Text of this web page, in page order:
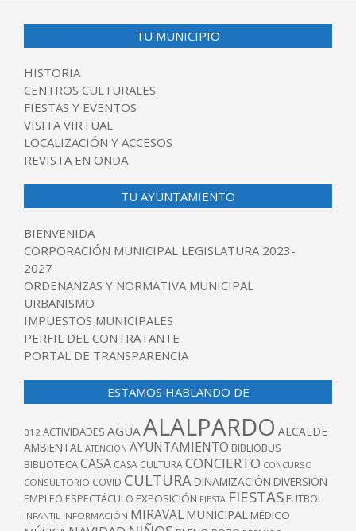
TU MUNICIPIO
HISTORIA
CENTROS CULTURALES
FIESTAS Y EVENTOS
VISITA VIRTUAL
LOCALIZACIÓN Y ACCESOS
REVISTA EN ONDA
TU AYUNTAMIENTO
BIENVENIDA
CORPORACIÓN MUNICIPAL LEGISLATURA 2023-
2027
ORDENANZAS Y NORMATIVA MUNICIPAL
URBANISMO
IMPUESTOS MUNICIPALES
PERFIL DEL CONTRATANTE
PORTAL DE TRANSPARENCIA
ESTAMOS HABLANDO DE
012 ACTIVIDADES AGUAALALPARDO ALCALDE
AMBIENTAL ATENCIÓN AYUNTAMIENTO BIBLIOBUS
BIBLIOTECACASA CASA CULTURACONCIERTO CONCURSO
CONSULTORIO COVID CULTURA DINAMIZACIÓN DIVERSIÓN
EMPLEO ESPECTÁCULO EXPOSICIÓN FIESTA FIESTAS FUTBOL
INFANTIL INFORMACIÓN MIRAVAL MUNICIPAL MÉDICO